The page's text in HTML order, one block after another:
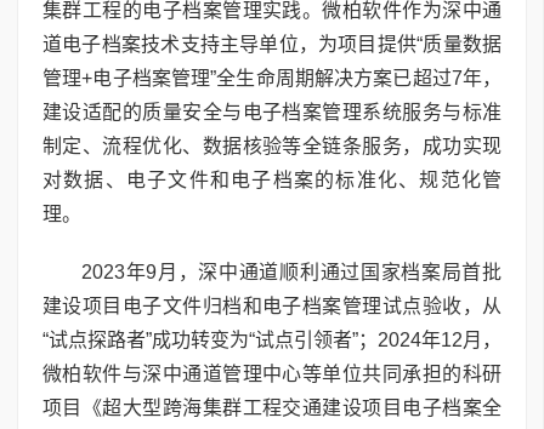
集群工程的电子档案管理实践。微柏软件作为深中通
道电子档案技术支持主导单位，为项目提供“质量数据
管理+电子档案管理”全生命周期解决方案已超过7年，
建设适配的质量安全与电子档案管理系统服务与标准
制定、流程优化、数据核验等全链条服务，成功实现
对数据、电子文件和电子档案的标准化、规范化管
理。
2023年9月，深中通道顺利通过国家档案局首批
建设项目电子文件归档和电子档案管理试点验收，从
“试点探路者”成功转变为“试点引领者”；2024年12月，
微柏软件与深中通道管理中心等单位共同承担的科研
项目《超大型跨海集群工程交通建设项目电子档案全